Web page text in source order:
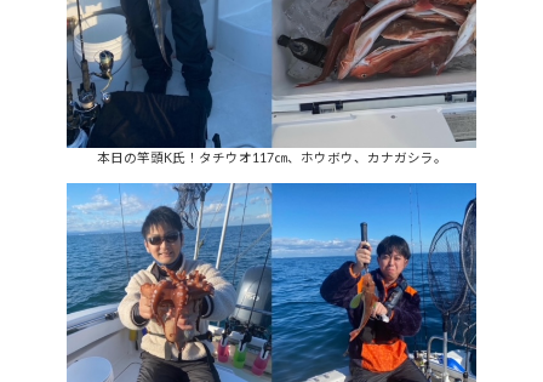
本日の竿頭K氏！タチウオ117㎝、ホウボウ、カナガシラ。